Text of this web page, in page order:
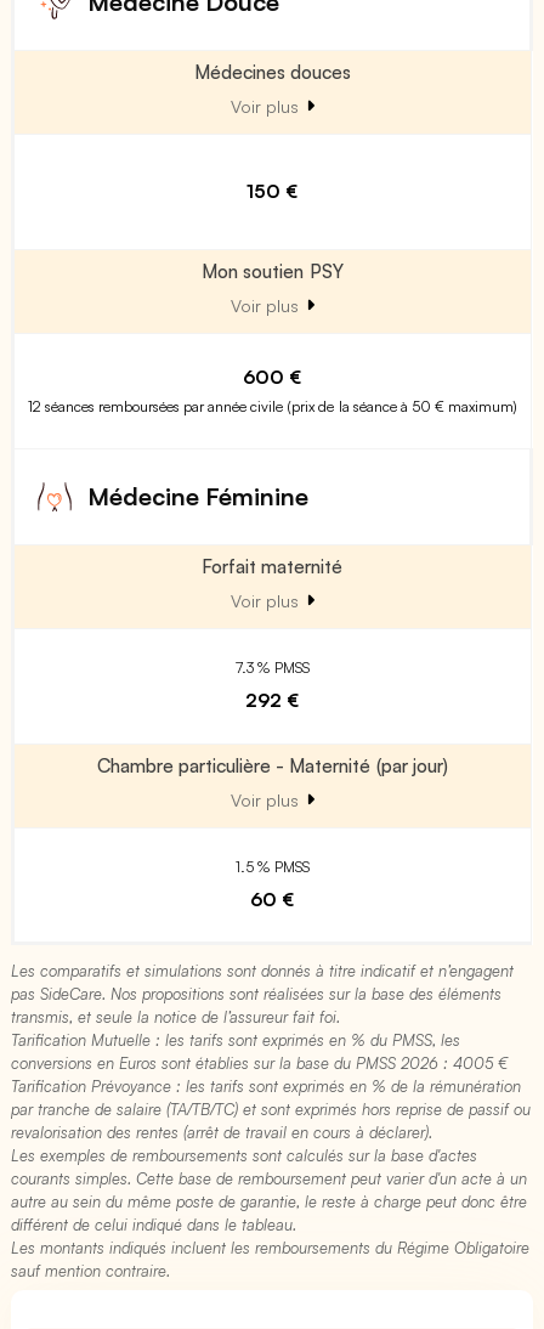
Médecines douces
Voir plus
150 €
Mon soutien PSY
Voir plus
600 €
12 séances remboursées par année civile (prix de la séance à 50 € maximum)
Médecine Féminine
Forfait maternité
Voir plus
7.3 % PMSS
292 €
Chambre particulière - Maternité (par jour)
Voir plus
1.5 % PMSS
60 €
Les comparatifs et simulations sont donnés à titre indicatif et n’engagent
pas SideCare. Nos propositions sont réalisées sur la base des éléments
transmis, et seule la notice de l’assureur fait foi.
Tarification Mutuelle : les tarifs sont exprimés en % du PMSS, les
conversions en Euros sont établies sur la base du PMSS 2026 : 4005 €​
Tarification Prévoyance : les tarifs sont exprimés en % de la rémunération
par tranche de salaire (TA/TB/TC) et sont exprimés hors reprise de passif ou
revalorisation des rentes (arrêt de travail en cours à déclarer).
Les exemples de remboursements sont calculés sur la base d'actes
courants simples. Cette base de remboursement peut varier d'un acte à un
autre au sein du même poste de garantie, le reste à charge peut donc être
différent de celui indiqué dans le tableau.
Les montants indiqués incluent les remboursements du Régime Obligatoire
sauf mention contraire.